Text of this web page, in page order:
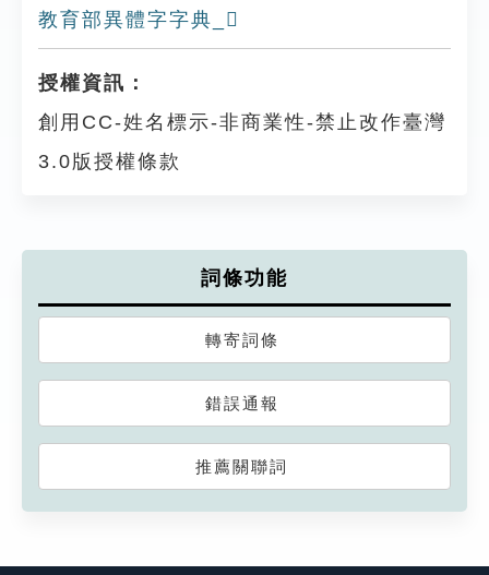
教育部異體字字典_𨢾
授權資訊：
創用CC-姓名標示-非商業性-禁止改作臺灣
3.0版授權條款
詞條功能
轉寄詞條
錯誤通報
推薦關聯詞